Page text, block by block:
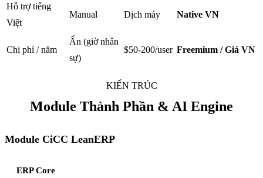
Hỗ trợ tiếng
Việt
Manual Dịch máy Native VN
Chi phí / năm
Ẩn (giờ nhân
sự)
$50-200/user Freemium / Giá VN
KIẾN TRÚC
Module Thành Phần & AI Engine
Module CiCC LeanERP
ERP Core